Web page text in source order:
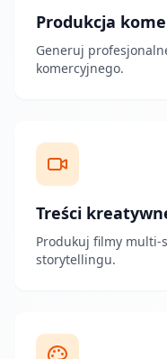
Produkcja
Generuj
komercyjnego.
Treści
Produkuj filmy multi-
storytellingu.